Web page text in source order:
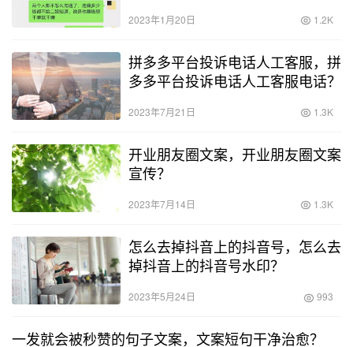
2023年1月20日 1.2K
拼多多平台投诉电话人工客服，拼
多多平台投诉电话人工客服电话？
2023年7月21日 1.3K
开业朋友圈文案，开业朋友圈文案
宣传？
2023年7月14日 1.3K
怎么去掉抖音上的抖音号，怎么去
掉抖音上的抖音号水印？
2023年5月24日 993
一发就会被秒赞的句子文案，文案短句干净治愈？